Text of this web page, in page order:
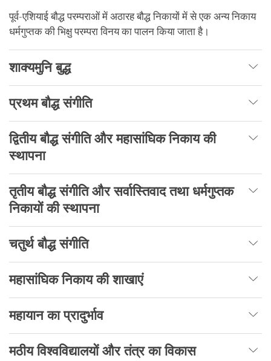
पूर्व-एशियाई बौद्ध परम्पराओं में अठारह बौद्ध निकायों में से एक अन्य निकाय
धर्मगुप्तक की भिक्षु परम्परा विनय का पालन किया जाता है।
शाक्यमुनि बुद्ध
प्रथम बौद्ध संगीति
द्वितीय बौद्ध संगीति और महासांघिक निकाय की
स्थापना
तृतीय बौद्ध संगीति और सर्वास्तिवाद तथा धर्मगुप्तक
निकायों की स्थापना
चतुर्थ बौद्ध संगीति
महासांघिक निकाय की शाखाएं
महायान का प्रादुर्भाव
मठीय विश्वविद्यालयों और तंत्र का विकास